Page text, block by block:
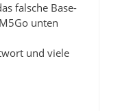
falsche Base-
unten
und viele